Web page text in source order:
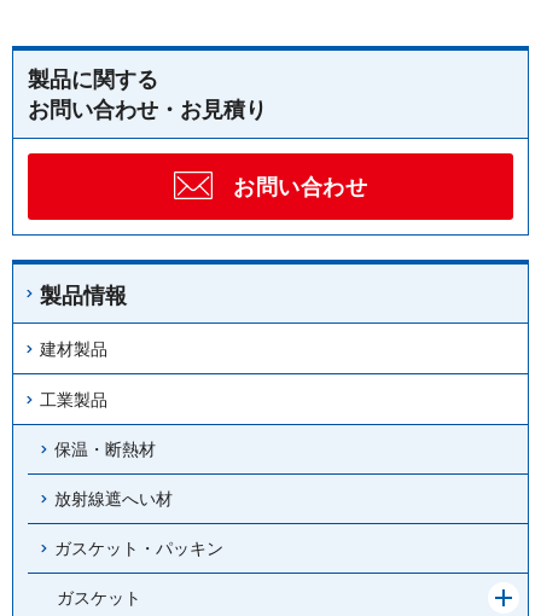
製品に関する
お問い合わせ・お見積り
お問い合わせ
製品情報
建材製品
工業製品
保温・断熱材
放射線遮へい材
ガスケット・パッキン
ガスケット
メ